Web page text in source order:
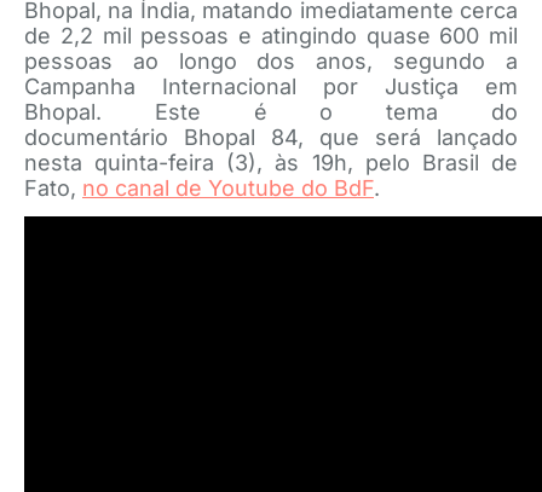
Bhopal, na Índia, matando imediatamente cerca
de 2,2 mil pessoas e atingindo quase 600 mil
pessoas ao longo dos anos, segundo a
Campanha Internacional por Justiça em
Bhopal. Este é o tema do
documentário Bhopal 84, que será lançado
nesta quinta-feira (3), às 19h, pelo Brasil de
Fato, no canal de Youtube do BdF.